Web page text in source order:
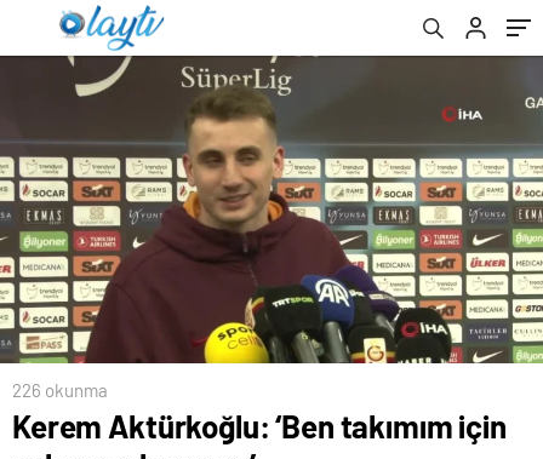
226 okunma
Kerem Aktürkoğlu: ‘Ben takımım için